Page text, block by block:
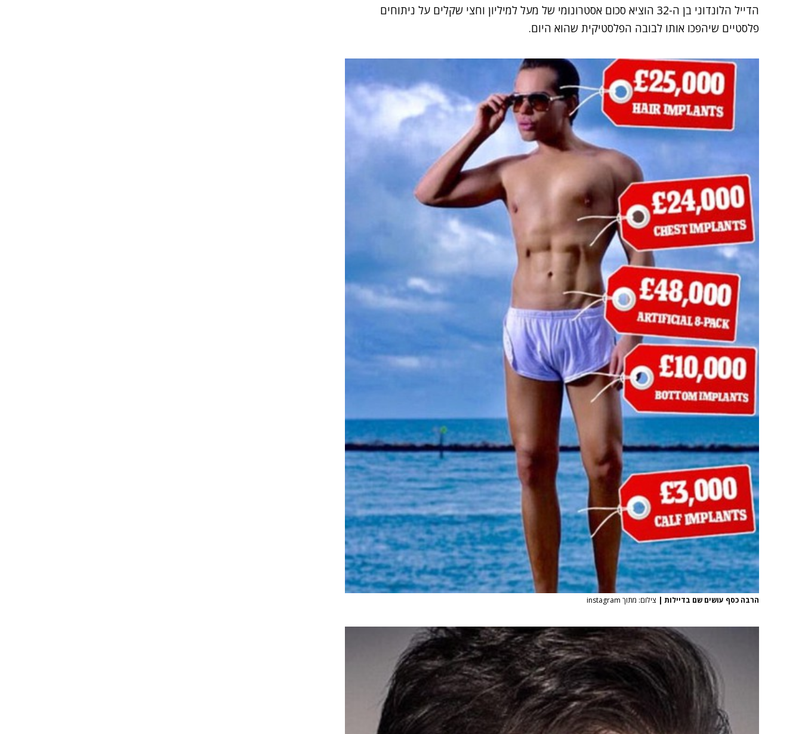
הדייל הלונדוני בן ה-32 הוציא סכום אסטרונומי של מעל למיליון וחצי שקלים על ניתוחים
פלסטיים שיהפכו אותו לבובה הפלסטיקית שהוא היום.
הרבה כסף עושים שם בדיילות | צילום: מתוך instagram